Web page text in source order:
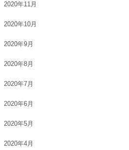
2020年11月
2020年10月
2020年9月
2020年8月
2020年7月
2020年6月
2020年5月
2020年4月